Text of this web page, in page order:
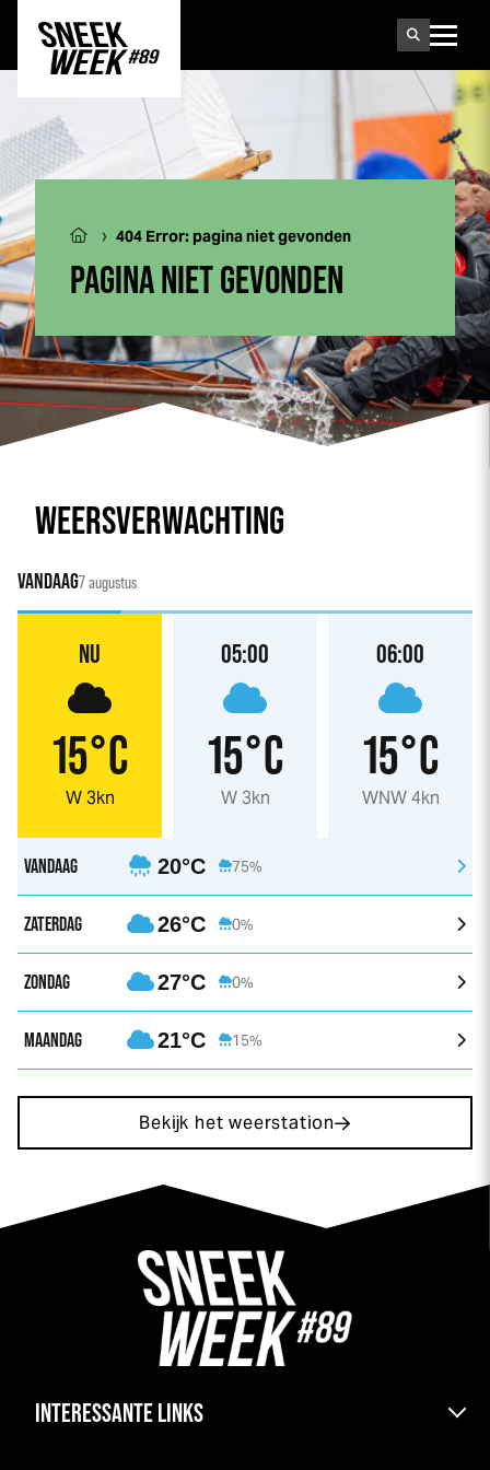
PAGINA NIET GEVONDEN
› 404 Error: pagina niet gevonden
WEERSVERWACHTING
VANDAAG7 augustus
NU
15°C
W 3kn
05:00
15°C
W 3kn
06:00
15°C
WNW 4kn
VANDAAG 20°C 75%
ZATERDAG 26°C 0%
ZONDAG 27°C 0%
MAANDAG 21°C 15%
Bekijk het weerstation
INTERESSANTE LINKS